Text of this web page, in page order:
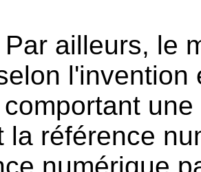
Par ailleurs, le
l'invention
la référence